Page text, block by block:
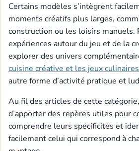
Certains modèles s’intègrent
moments créatifs plus larges,
construction ou les loisirs manuels.
expériences autour du jeu et de la
explorer des univers
cuisine créative et les jeux culinaires
autre forme d’activité pratique et
Au fil des articles de cette
d’apporter des repères utiles pour
comprendre leurs spécificités et
facilement celui qui correspond à